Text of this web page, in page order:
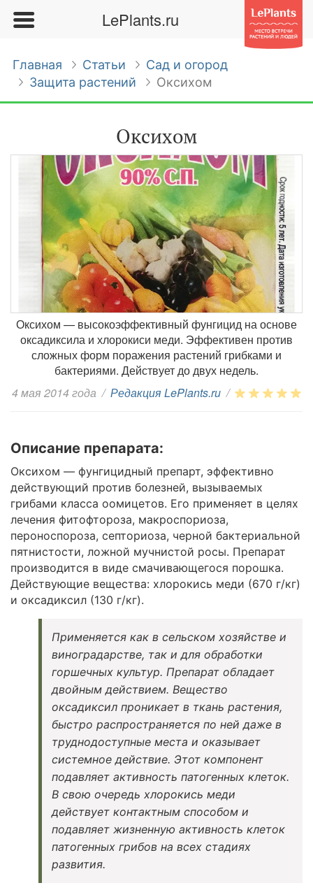
LePlants.ru
Главная Статьи
Сад и огород
Защита растений
Оксихом
Оксихом
Оксихом — высокоэффективный фунгицид на основе
оксадиксила и хлорокиси меди. Эффективен против
сложных форм поражения растений грибками и
бактериями. Действует до двух недель.
4 мая 2014 года / Редакция LePlants.ru /
Описание препарата:
Оксихом — фунгицидный препарт, эффективно
действующий против болезней, вызываемых
грибами класса оомицетов. Его применяет в целях
лечения фитофтороза, макроспориоза,
пероноспороза, септориоза, черной бактериальной
пятнистости, ложной мучнистой росы. Препарат
производится в виде смачивающегося порошка.
Действующие вещества: хлорокись меди (670 г/кг)
и оксадиксил (130 г/кг).
Применяется как в сельском хозяйстве и
виноградарстве, так и для обработки
горшечных культур. Препарат обладает
двойным действием. Вещество
оксадиксил проникает в ткань растения,
быстро распространяется по ней даже в
труднодоступные места и оказывает
системное действие. Этот компонент
подавляет активность патогенных клеток.
В свою очередь хлорокись меди
действует контактным способом и
подавляет жизненную активность клеток
патогенных грибов на всех стадиях
развития.